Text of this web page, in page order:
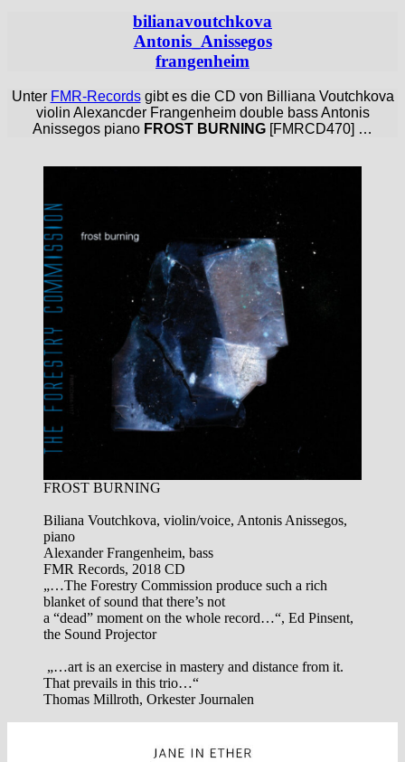
bilianavoutchkova
Antonis_Anissegos
frangenheim
Unter FMR-Recordsgibt es die CD von Billiana Voutchkova
violin Alexancder Frangenheim double bass Antonis
Anissegos piano FROST BURNING [FMRCD470] …
FROST BURNING
Biliana Voutchkova, violin/voice, Antonis Anissegos,
piano
Alexander Frangenheim, bass
FMR Records, 2018 CD
„…The Forestry Commission produce such a rich
blanket of sound that there’s not
a “dead” moment on the whole record…“, Ed Pinsent,
the Sound Projector
„…art is an exercise in mastery and distance from it.
That prevails in this trio…“
Thomas Millroth, Orkester Journalen